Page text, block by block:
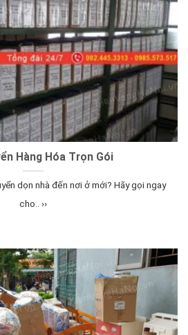
Hàng Hóa Trọn Gói
dọn nhà đến nơi ở mới? Hãy gọi ngay
cho.. ››